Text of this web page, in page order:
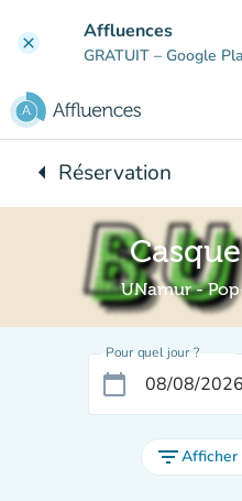
clear Affluences
GRATUIT – Google
arrow_leftRetour à :
Réservation
UNamur -
Pour quel jour ?
calendar_today
filter_listAfficher